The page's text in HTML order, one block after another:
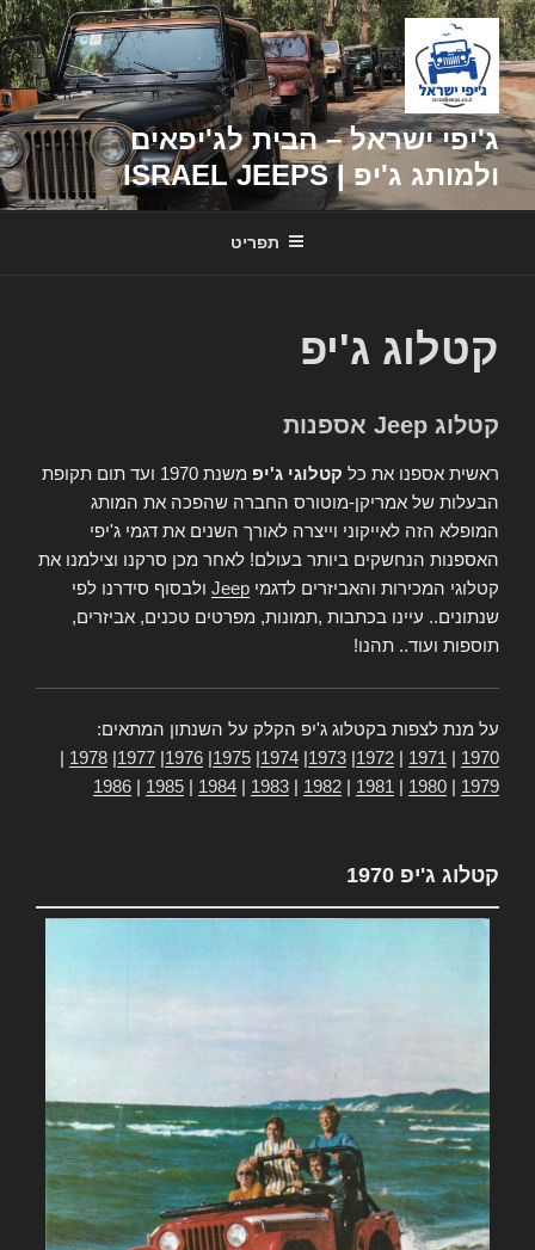
דילוג
לתוכן
ג'יפי ישראל – הבית לג'יפאים
ולמותג ג'יפ | ISRAEL JEEPS
תפריט
קטלוג ג'יפ
קטלוג Jeep אספנות
ראשית אספנו את כל קטלוגי ג'יפ
משנת 1970 ועד תום תקופת
הבעלות של אמריקן-מוטורס החברה שהפכה את המותג
המופלא הזה לאייקוני וייצרה לאורך השנים את דגמי ג'יפי
האספנות הנחשקים ביותר בעולם! לאחר מכן סרקנו וצילמנו את
קטלוגי המכירות והאביזרים לדגמי Jeep ולבסוף סידרנו לפי
שנתונים.. עיינו בכתבות ,תמונות, מפרטים טכנים, אביזרים,
תוספות ועוד.. תהנו!
על מנת לצפות בקטלוג ג'יפ הקלק על השנתון המתאים:
1970
1971
1972
1973
1974
1975
1976
1977
1978
1979
1980
1981
1982
1983
1984
1985
1986
קטלוג ג'יפ 1970